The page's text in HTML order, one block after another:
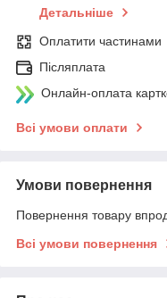
Детальніше
Оплатити частинами
Післяплата
Онлайн-оплата
Всі умови оплати
Умови повернення
Повернення товару
Всі умови повернення